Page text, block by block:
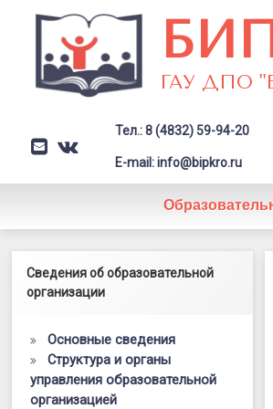
содержимому
ГАУ ДПО
E-mail
VK Заголовок
Тел.: 8 (4832) 59-94-20
E-mail: info@bipkro.ru
Левый сайдбар
Сведения об образовательной
организации
Основные сведения
Структура и органы
управления образовательной
организацией